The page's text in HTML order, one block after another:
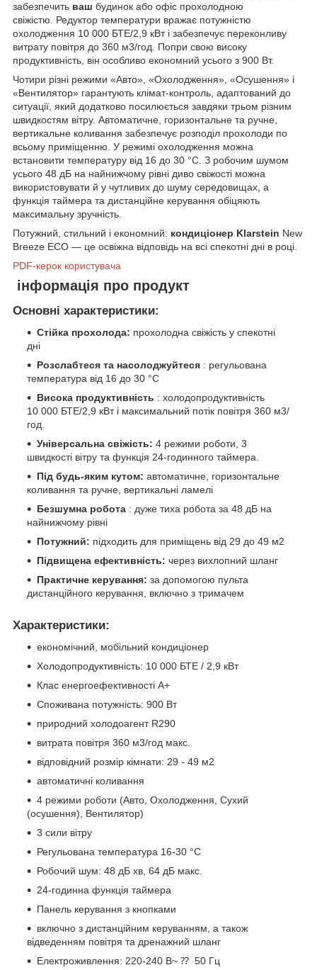
забезпечить ваш будинок або офіс прохолодною
свіжістю. Редуктор температури вражає потужністю
охолодження 10 000 БТЕ/2,9 кВт і забезпечує переконливу
витрату повітря до 360 м3/год. Попри свою високу
продуктивність, він особливо економний усього з 900 Вт.
Чотири різні режими «Авто», «Охолодження», «Осушення» і
«Вентилятор» гарантують клімат-контроль, адаптований до
ситуації, який додатково посилюється завдяки трьом різним
швидкостям вітру. Автоматичне, горизонтальне та ручне,
вертикальне коливання забезпечує розподіл прохолоди по
всьому приміщенню. У режимі охолодження можна
встановити температуру від 16 до 30 °C. З робочим шумом
усього 48 дБ на найнижчому рівні диво свіжості можна
використовувати й у чутливих до шуму середовищах, а
функція таймера та дистанційне керування обіцяють
максимальну зручність.
Потужний, стильний і економний: кондиціонер Klarstein New
Breeze ECO — це освіжна відповідь на всі спекотні дні в році.
PDF-керок користувача
інформація про продукт
Основні характеристики:
Стійка прохолода: прохолодна свіжість у спекотні
дні
Розслабтеся та насолоджуйтеся : регульована
температура від 16 до 30 °C
Висока продуктивність : холодопродуктивність
10 000 БТЕ/2,9 кВт і максимальний потік повітря 360 м3/
год.
Універсальна свіжість: 4 режими роботи, 3
швидкості вітру та функція 24-годинного таймера.
Під будь-яким кутом: автоматичне, горизонтальне
коливання та ручне, вертикальні ламелі
Безшумна робота : дуже тиха робота за 48 дБ на
найнижчому рівні
Потужний: підходить для приміщень від 29 до 49 м2
Підвищена ефективність: через вихлопний шланг
Практичне керування: за допомогою пульта
дистанційного керування, включно з тримачем
Характеристики:
економічний, мобільний кондиціонер
Холодопродуктивність: 10 000 БТЕ / 2,9 кВт
Клас енергоефективності А+
Споживана потужність: 900 Вт
природний холодоагент R290
витрата повітря 360 м3/год макс.
відповідний розмір кімнати: 29 - 49 м2
автоматичні коливання
4 режими роботи (Авто, Охолодження, Сухий
(осушення), Вентилятор)
3 сили вітру
Регульована температура 16-30 °C
Робочий шум: 48 дБ хв, 64 дБ макс.
24-годинна функція таймера
Панель керування з кнопками
включно з дистанційним керуванням, а також
відведенням повітря та дренажний шланг
Електроживлення: 220-240 В~ ⁇ 50 Гц